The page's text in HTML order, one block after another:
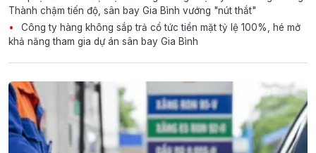
Thành chậm tiến độ, sân bay Gia Bình vướng "nút thắt"
Công ty hàng không sắp trả cổ tức tiền mặt tỷ lệ 100%, hé mở
khả năng tham gia dự án sân bay Gia Bình